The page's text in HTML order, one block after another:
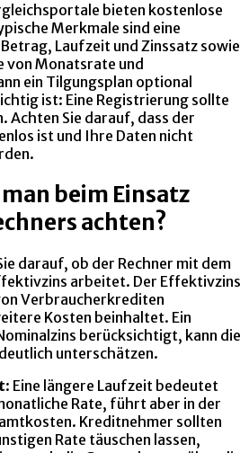
bieten kostenlose
Merkmale sind eine
Laufzeit und Zinssatz sowie
von Monatsrate und
ein Tilgungsplan optional
ist: Eine Registrierung sollte
Achten Sie darauf, dass der
ist und Ihre Daten nicht
beim Einsatz
achten?
darauf, ob der Rechner mit dem
arbeitet. Der Effektivzins
Verbraucherkrediten
Kosten beinhaltet. Ein
berücksichtigt, kann die
unterschätzen.
: Eine längere Laufzeit bedeutet
Rate, führt aber in der
Kreditnehmer sollten
Rate täuschen lassen,